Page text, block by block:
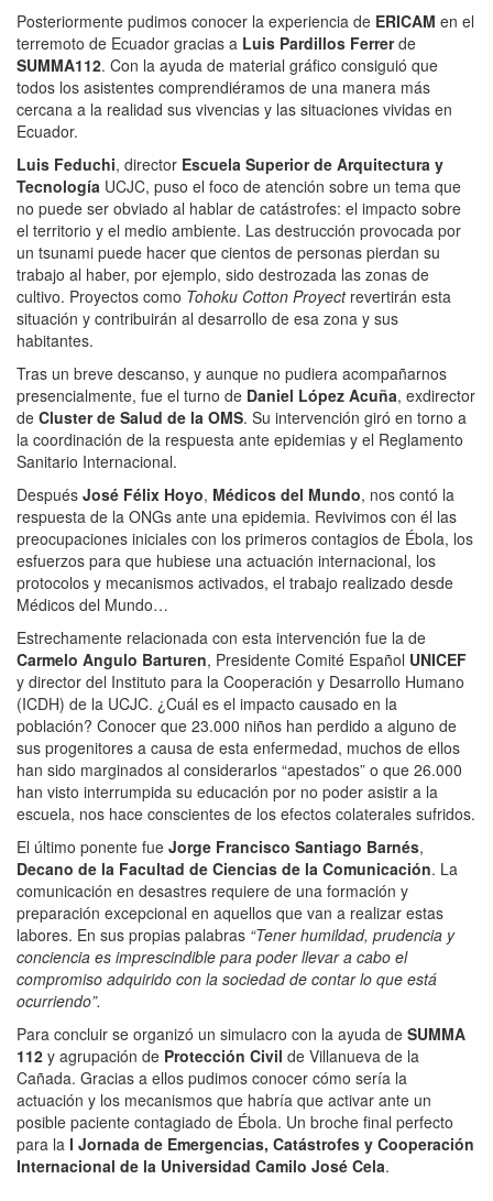
Posteriormente pudimos conocer la experiencia de ERICAM en el
terremoto de Ecuador gracias a Luis Pardillos Ferrerde
SUMMA112. Con la ayuda de material gráfico consiguió que
todos los asistentes comprendiéramos de una manera más
cercana a la realidad sus vivencias y las situaciones vividas en
Ecuador.
Luis Feduchi, director Escuela Superior de Arquitectura y
Tecnología UCJC, puso el foco de atención sobre un tema que
no puede ser obviado al hablar de catástrofes: el impacto sobre
el territorio y el medio ambiente. Las destrucción provocada por
un tsunami puede hacer que cientos de personas pierdan su
trabajo al haber, por ejemplo, sido destrozada las zonas de
cultivo. Proyectos como Tohoku Cotton Proyect revertirán esta
situación y contribuirán al desarrollo de esa zona y sus
habitantes.
Tras un breve descanso, y aunque no pudiera acompañarnos
presencialmente, fue el turno de Daniel López Acuña, exdirector
de Cluster de Salud de la OMS. Su intervención giró en torno a
la coordinación de la respuesta ante epidemias y el Reglamento
Sanitario Internacional.
Después José Félix Hoyo, Médicos del Mundo, nos contó la
respuesta de la ONGs ante una epidemia. Revivimos con él las
preocupaciones iniciales con los primeros contagios de Ébola, los
esfuerzos para que hubiese una actuación internacional, los
protocolos y mecanismos activados, el trabajo realizado desde
Médicos del Mundo…
Estrechamente relacionada con esta intervención fue la de
Carmelo Angulo Barturen, Presidente Comité Español UNICEF
y director del Instituto para la Cooperación y Desarrollo Humano
(ICDH) de la UCJC. ¿Cuál es el impacto causado en la
población? Conocer que 23.000 niños han perdido a alguno de
sus progenitores a causa de esta enfermedad, muchos de ellos
han sido marginados al considerarlos “apestados” o que 26.000
han visto interrumpida su educación por no poder asistir a la
escuela, nos hace conscientes de los efectos colaterales sufridos.
El último ponente fue Jorge Francisco Santiago Barnés,
Decano de la Facultad de Ciencias de la Comunicación. La
comunicación en desastres requiere de una formación y
preparación excepcional en aquellos que van a realizar estas
labores. En sus propias palabras “Tener humildad, prudencia y
conciencia es imprescindible para poder llevar a cabo el
compromiso adquirido con la sociedad de contar lo que está
ocurriendo”.
Para concluir se organizó un simulacro con la ayuda de SUMMA
112 y agrupación de Protección Civil de Villanueva de la
Cañada. Gracias a ellos pudimos conocer cómo sería la
actuación y los mecanismos que habría que activar ante un
posible paciente contagiado de Ébola. Un broche final perfecto
para la I Jornada de Emergencias, Catástrofes y Cooperación
Internacional de la Universidad Camilo José Cela.